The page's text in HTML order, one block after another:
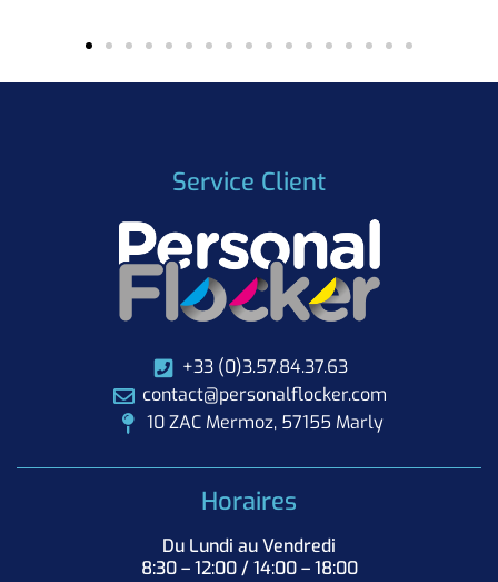
Service Client
+33 (0)3.57.84.37.63
contact@personalflocker.com
10 ZAC Mermoz, 57155 Marly
Horaires
Du Lundi au Vendredi
8:30 – 12:00 / 14:00 – 18:00